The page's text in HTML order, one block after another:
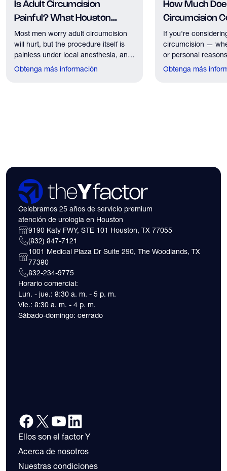
Is Adult Circumcision
Painful? What Houston
Patients Should Expect
Most men worry adult circumcision
will hurt, but the procedure itself is
painless under local anesthesia, and
recovery discomfort is mild and short
Obtenga más información
How Much
Circumcision
Houston?
If you're
circumcision —
or personal
the first practical
Obtenga más
Celebramos 25 años de servicio premium
atención de urología en Houston
9190 Katy FWY, STE 101 Houston, TX 77055
(832) 847-7121
1001 Medical Plaza Dr Suite 290, The Woodlands, TX
77380
832-234-9775
Horario comercial:
Lun. - jue.: 8:30 a. m. - 5 p. m.
Vie.: 8:30 a. m. - 4 p. m.
Sábado-domingo: cerrado
Ellos son el factor Y
Acerca de nosotros
Nuestras condiciones